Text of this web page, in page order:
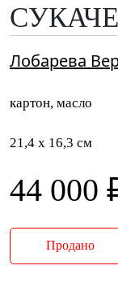
Лобарева
картон, масло
21,4 x 16,3 см
44 000
Продано